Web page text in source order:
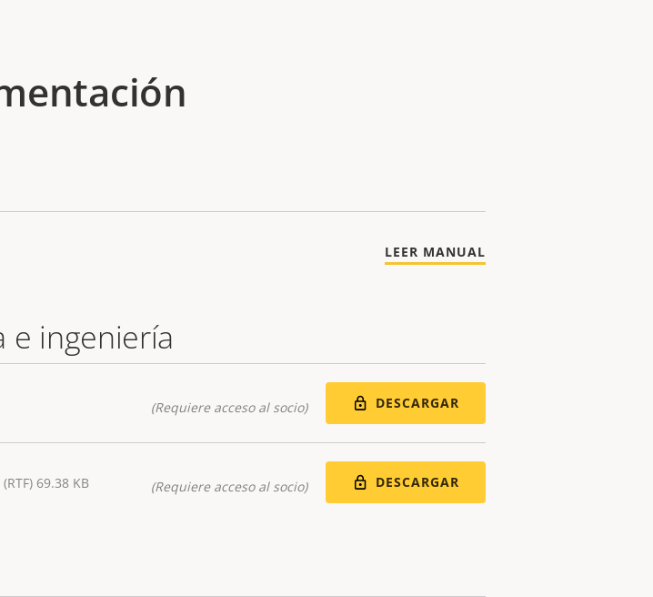
LEER MANUAL
e ingeniería
(Requiere acceso al socio) DESCARGAR
(RTF) 69.38 KB (Requiere acceso al socio) DESCARGAR